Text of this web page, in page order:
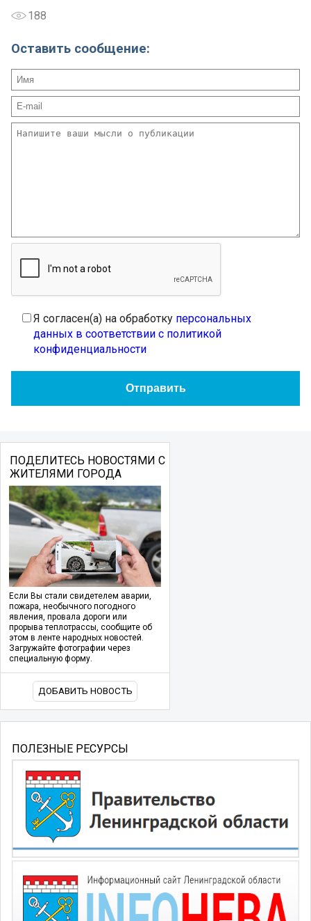
188
Оставить сообщение:
Я согласен(а) на обработку персональных
данных в соответствии с политикой
конфиденциальности
ПОДЕЛИТЕСЬ НОВОСТЯМИ С
ЖИТЕЛЯМИ ГОРОДА
Если Вы стали свидетелем аварии,
пожара, необычного погодного
явления, провала дороги или
прорыва теплотрассы, сообщите об
этом в ленте народных новостей.
Загружайте фотографии через
специальную форму.
ДОБАВИТЬ НОВОСТЬ
ПОЛЕЗНЫЕ РЕСУРСЫ